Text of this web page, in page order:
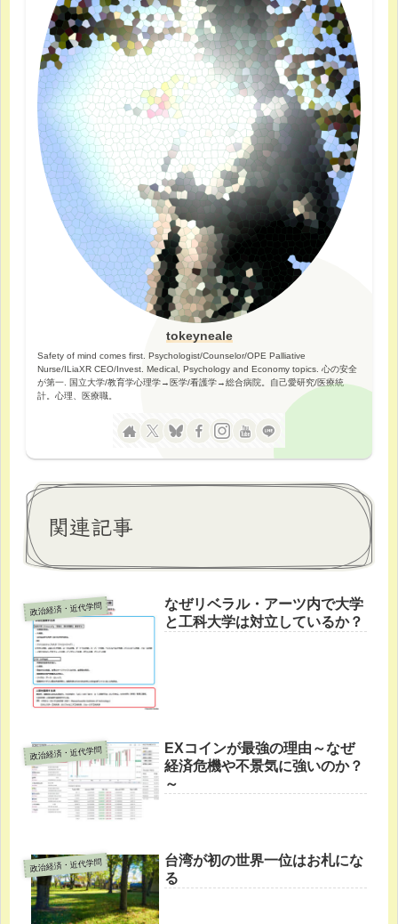
tokeyneale
Safety of mind comes first. Psychologist/Counselor/OPE Palliative
Nurse/ILiaXR CEO/Invest. Medical, Psychology and Economy topics. 心の安全
が第一. 国立大学/教育学心理学→医学/看護学→総合病院。自己愛研究/医療統
計。心理、医療職。
関連記事
政治経済・近代学問
なぜリベラル・アーツ内で大学
と工科大学は対立しているか？
政治経済・近代学問
EXコインが最強の理由～なぜ
経済危機や不景気に強いのか？
～
政治経済・近代学問
台湾が初の世界一位はお札にな
る